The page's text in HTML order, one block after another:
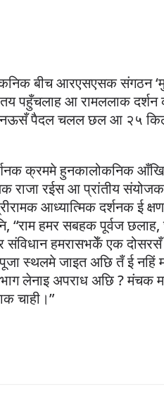
बीच आरएसएसक संगठन
पहुँचलाह आ रामललाक दर्शन
पैदल चलल छल आ २५
क्रममे हुनकालोकनिक
राजा रईस आ प्रांतीय
आध्यात्मिक दर्शनक ई
हमर सबहक पूर्वज
हमरासभकेँ एक दोसरसँ
स्थलमे जाइत अछि तँ ई नहिं
लेनाइ अपराध अछि ? मंचक
चाही।”